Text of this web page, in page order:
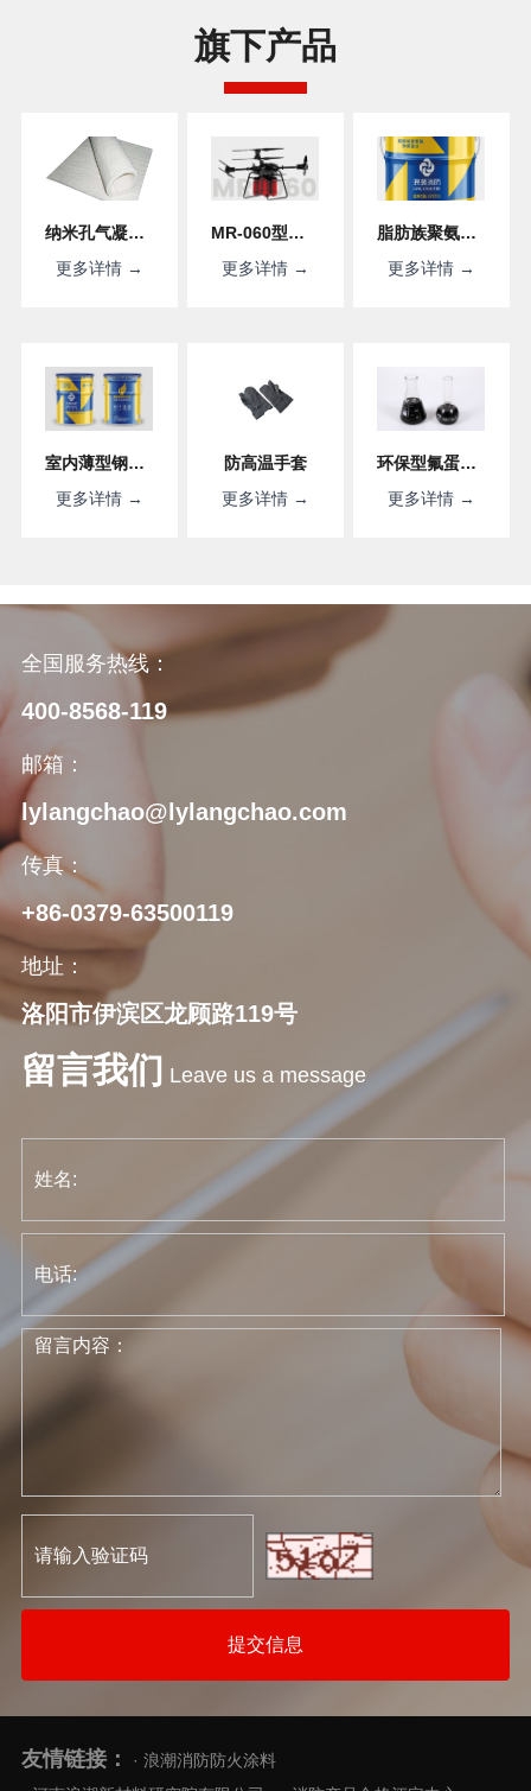
旗下产品
纳米孔气凝胶绝热毡
更多详情 →
MR-060型四轴八旋翼无人机平台
更多详情 →
脂肪族聚氨酯防腐面漆
更多详情 →
室内薄型钢结构防火涂料
更多详情 →
防高温手套
更多详情 →
环保型氟蛋白泡沫灭火剂FP3/6%
更多详情 →
全国服务热线：
400-8568-119
邮箱：
lylangchao@lylangchao.com
传真：
+86-0379-63500119
地址：
洛阳市伊滨区龙顾路119号
留言我们 Leave us a message
提交信息
友情链接：
· 浪潮消防防火涂料